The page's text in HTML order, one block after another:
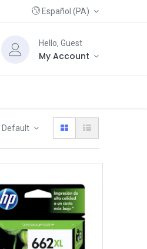
Español (PA)
Hello, Guest
My Account
Default